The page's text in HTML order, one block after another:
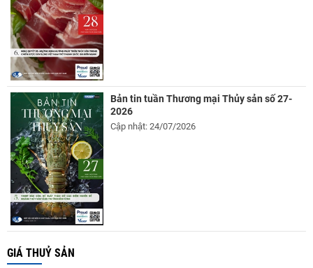
Bản tin tuần Thương mại Thủy sản số 27-
2026
Cập nhật: 24/07/2026
GIÁ THUỶ SẢN